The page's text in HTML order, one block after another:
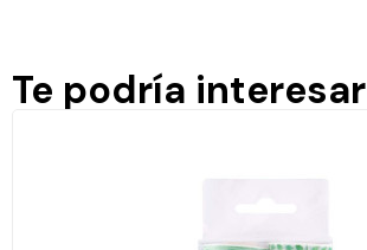
Te podría interesar